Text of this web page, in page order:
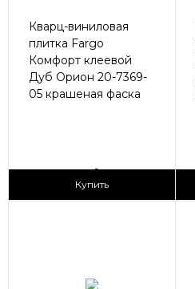
Кварц-виниловая
плитка Fargo
Комфорт клеевой
Дуб Орион 20-7369-
05 крашеная фаска
2
Купить